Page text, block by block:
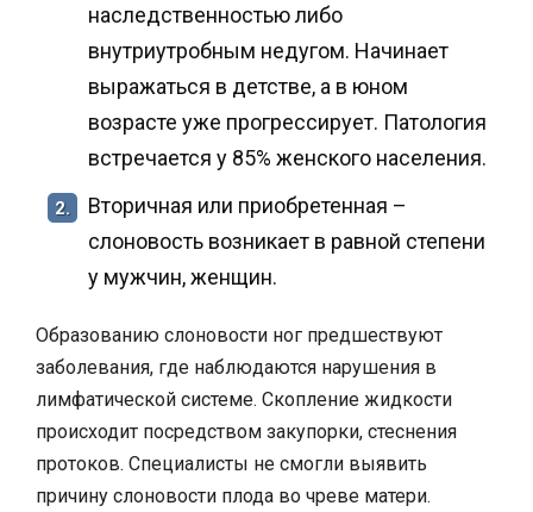
наследственностью либо
внутриутробным недугом. Начинает
выражаться в детстве, а в юном
возрасте уже прогрессирует. Патология
встречается у 85% женского населения.
2.
Вторичная или приобретенная –
слоновость возникает в равной степени
у мужчин, женщин.
Образованию слоновости ног предшествуют
заболевания, где наблюдаются нарушения в
лимфатической системе. Скопление жидкости
происходит посредством закупорки, стеснения
протоков. Специалисты не смогли выявить
причину слоновости плода во чреве матери.